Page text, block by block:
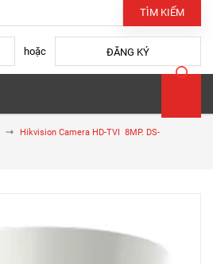
TÌM KIẾM
hoặc ĐĂNG KÝ
Hikvision Camera HD-TVI 8MP. DS-